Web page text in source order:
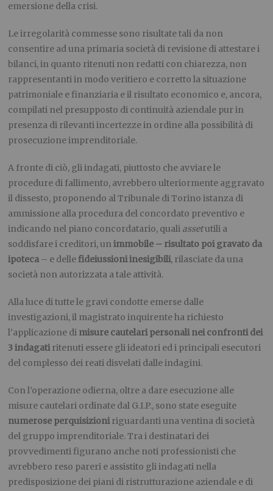
emersione della crisi.
Le irregolarità commesse sono risultate tali da non
consentire ad una primaria società di revisione di attestare i
bilanci, in quanto ritenuti non redatti con chiarezza, non
rappresentanti in modo veritiero e corretto la situazione
patrimoniale e finanziaria e il risultato economico e, ancora,
compilati nel presupposto di continuità aziendale pur in
presenza di rilevanti incertezze in ordine alla possibilità di
prosecuzione imprenditoriale.
A fronte di ciò, gli indagati, piuttosto che avviare le
procedure di fallimento, avrebbero ulteriormente aggravato
il dissesto, proponendo al Tribunale di Torino istanza di
ammissione alla procedura del concordato preventivo e
indicando nel piano concordatario, quali assetutili a
soddisfare i creditori, unimmobile – risultato poi gravato da
ipoteca – e dellefideiussioniinesigibili, rilasciate da una
società non autorizzata a tale attività.
Alla luce di tutte le gravi condotte emerse dalle
investigazioni, il magistrato inquirente ha richiesto
l’applicazione di misure cautelari personali nei confronti dei
3 indagatiritenuti essere gli ideatori ed i principali esecutori
del complesso dei reati disvelati dalle indagini.
Con l’operazione odierna, oltre a dare esecuzione alle
misure cautelari ordinate dal G.I.P., sono state eseguite
numerose perquisizioniriguardanti una ventina di società
del gruppo imprenditoriale. Tra i destinatari dei
provvedimenti figurano anche noti professionisti che
avrebbero reso pareri e assistito gli indagati nella
predisposizione dei piani di ristrutturazione aziendale e di